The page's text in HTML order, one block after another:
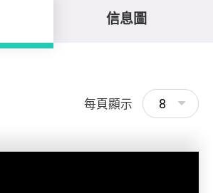
信息圖
每頁顯示 8